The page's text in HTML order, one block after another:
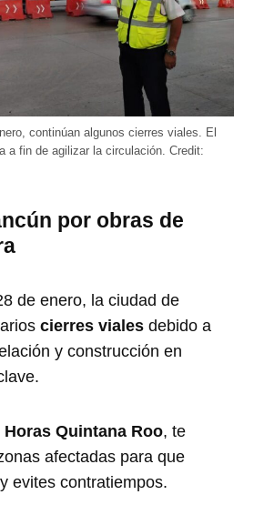
continúan algunos cierres viales. El
a fin de agilizar la circulación.Credit:
por obras de
de enero, la ciudad de
cierres vialesdebido a
y construcción en
Horas Quintana Roo, te
afectadas para que
evites contratiempos.